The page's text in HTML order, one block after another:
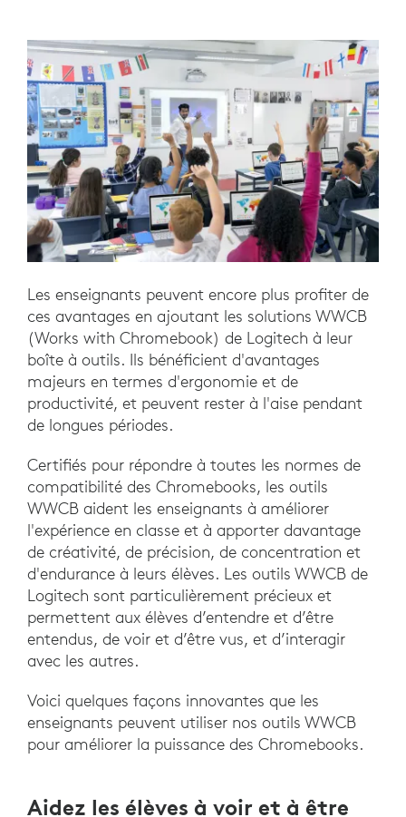
Les enseignants peuvent encore plus profiter de
ces avantages en ajoutant les solutions WWCB
(Works with Chromebook) de Logitech à leur
boîte à outils. Ils bénéficient d'avantages
majeurs en termes d'ergonomie et de
productivité, et peuvent rester à l'aise pendant
de longues périodes.
Certifiés pour répondre à toutes les normes de
compatibilité des Chromebooks, les outils
WWCB aident les enseignants à améliorer
l'expérience en classe et à apporter davantage
de créativité, de précision, de concentration et
d'endurance à leurs élèves. Les outils WWCB de
Logitech sont particulièrement précieux et
permettent aux élèves d’entendre et d’être
entendus, de voir et d’être vus, et d’interagir
avec les autres.
Voici quelques façons innovantes que les
enseignants peuvent utiliser nos outils WWCB
pour améliorer la puissance des Chromebooks.
Aidez les élèves à voir et à être